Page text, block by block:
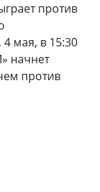
против
мая, в 15:30
начнет
против